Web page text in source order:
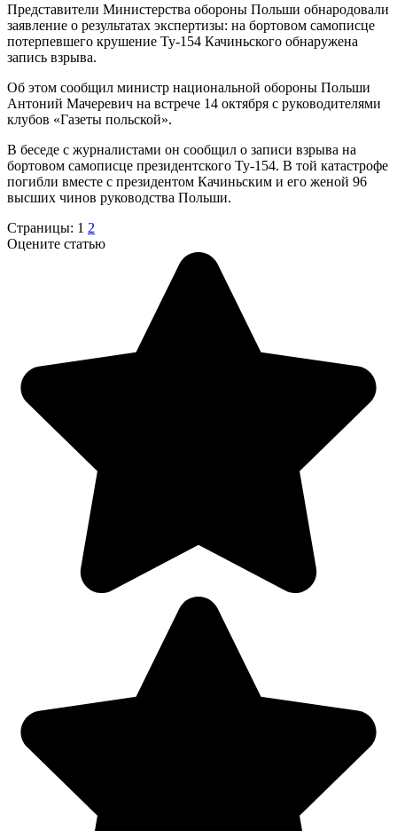
Представители Министерства обороны Польши обнародовали
заявление о результатах экспертизы: на бортовом самописце
потерпевшего крушение Ту-154 Качиньского обнаружена
запись взрыва.
Об этом сообщил министр национальной обороны Польши
Антоний Мачеревич на встрече 14 октября с руководителями
клубов «Газеты польской».
В беседе с журналистами он сообщил о записи взрыва на
бортовом самописце президентского Ту-154. В той катастрофе
погибли вместе с президентом Качиньским и его женой 96
высших чинов руководства Польши.
Страницы: 1 2
Оцените статью